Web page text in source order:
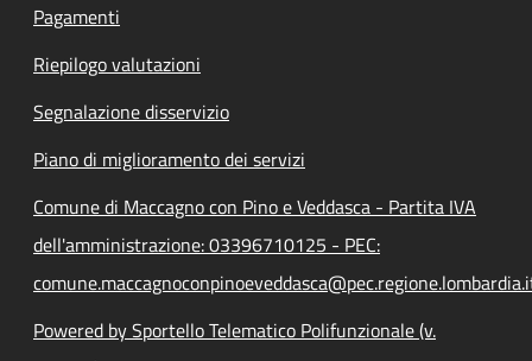
Pagamenti
Riepilogo valutazioni
Segnalazione disservizio
Piano di miglioramento dei servizi
Comune di Maccagno con Pino e Veddasca - Partita IVA
dell'amministrazione: 03396710125 - PEC:
Powered by Sportello Telematico Polifunzionale (v.